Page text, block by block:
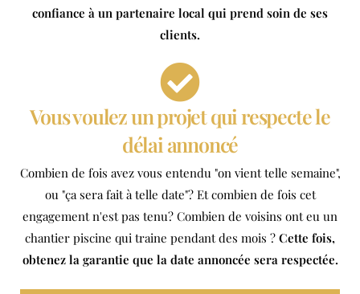
confiance à un partenaire local qui prend soin de ses
clients.
Vous voulez un projet qui respecte le
délai annoncé
Combien de fois avez vous entendu "on vient telle semaine",
ou "ça sera fait à telle date"? Et combien de fois cet
engagement n'est pas tenu? Combien de voisins ont eu un
chantier piscine qui traine pendant des mois ? Cette fois,
obtenez la garantie que la date annoncée sera respectée.